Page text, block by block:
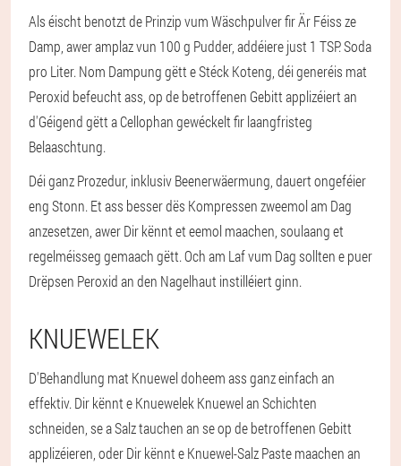
Als éischt benotzt de Prinzip vum Wäschpulver fir Är Féiss ze
Damp, awer amplaz vun 100 g Pudder, addéiere just 1 TSP. Soda
pro Liter. Nom Dampung gëtt e Stéck Koteng, déi generéis mat
Peroxid befeucht ass, op de betroffenen Gebitt applizéiert an
d'Géigend gëtt a Cellophan gewéckelt fir laangfristeg
Belaaschtung.
Déi ganz Prozedur, inklusiv Beenerwäermung, dauert ongeféier
eng Stonn. Et ass besser dës Kompressen zweemol am Dag
anzesetzen, awer Dir kënnt et eemol maachen, soulaang et
regelméisseg gemaach gëtt. Och am Laf vum Dag sollten e puer
Drëpsen Peroxid an den Nagelhaut instilléiert ginn.
KNUEWELEK
D'Behandlung mat Knuewel doheem ass ganz einfach an
effektiv. Dir kënnt e Knuewelek Knuewel an Schichten
schneiden, se a Salz tauchen an se op de betroffenen Gebitt
applizéieren, oder Dir kënnt e Knuewel-Salz Paste maachen an